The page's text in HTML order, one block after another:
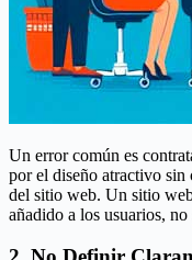
Un error común es
por el diseño atractivo
del sitio web. Un sitio
añadido a los usuarios,